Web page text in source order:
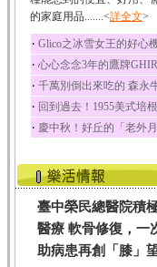
養素有醣類
五味子
五味子性質
養成分有揮
草魚
草魚含有維
素C、及豐
的家庭用品.......<詳全文>
‧ Glico之冰雪女王的好心
‧ 心心念念3年的鷹牌
‧ 千萬別倒出來吃的 森永
‧ 回到過去！1955美式培
‧ 慶中秋！好丘的「老外
臺中榮民總醫院積
醫療 軟骨修復，一
助病患再創「膝」